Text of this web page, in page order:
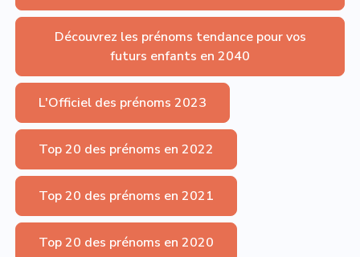
Découvrez les prénoms tendance pour vos
futurs enfants en 2040
L'Officiel des prénoms 2023
Top 20 des prénoms en 2022
Top 20 des prénoms en 2021
Top 20 des prénoms en 2020